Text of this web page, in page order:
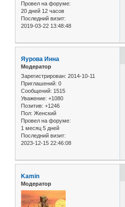
Провел на форуме:
20 дней 12 часов
Последний визит:
2019-03-22 13:48:48
Яурова Инна
Модератор
Зарегистрирован: 2014-10-11
Приглашений: 0
Сообщений: 1515
Уважение: +1080
Позитив: +1246
Пол: Женский
Провел на форуме:
1 месяц 5 дней
Последний визит:
2023-12-15 22:46:08
Kamin
Модератор